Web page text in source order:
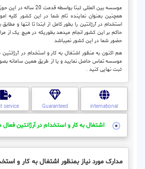
موسسه بین المللی ثبتا
همچنین بعنوان نماینده تام شما در این کشور کلیه
استخدام در آرژانتین را بطور کامل از ابتدا تا انتها و
حاکم بر این کشور انجام میدهد بطوریکه در هیچ یک از
حضور شما در این کشور نمیباشد
هم اکنون به منظور اشتغال به کار و استخدام در آرژانتین
موسسه تماس حاصل نمایید و یا از طریق همین سامانه
ثبت نهایی کنید .
international
Guaranteed
service
اشتغال به کار و استخدام در آرژانتین فعال
مدارک مورد نیاز بمنظور اشتغال به کار و